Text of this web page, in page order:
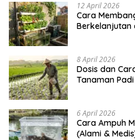
12 April 2026
Cara
Berkelanjutan
8 April 2026
Dosis dan
Tanaman
6 April 2026
Cara Ampuh
(Alami &